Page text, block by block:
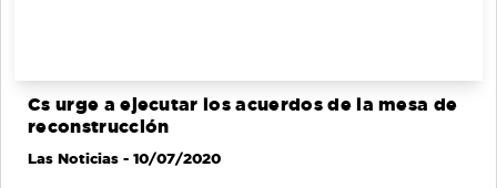
Cs urge a ejecutar los acuerdos de la mesa de
reconstrucción
Las Noticias - 10/07/2020